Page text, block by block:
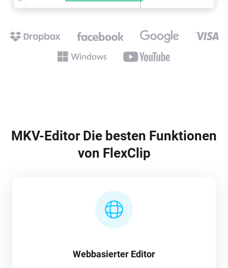
MKV-Editor Die besten Funktionen
von FlexClip
Webbasierter Editor